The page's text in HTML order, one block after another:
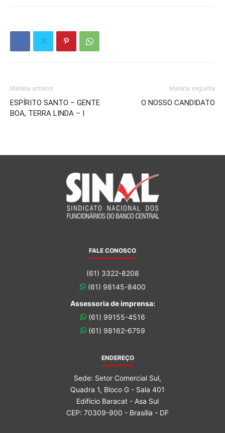
Matéria anterior
ESPÍRITO SANTO – GENTE
BOA, TERRA LINDA – I
Matéria seguinte
O NOSSO CANDIDATO
FALE CONOSCO
(61) 3322-8208
(61) 98145-8400
Assessoria de imprensa:
(61) 99155-4516
(61) 98162-6759
ENDEREÇO
Sede: Setor Comercial Sul,
Quadra 1, Bloco G - Sala 401
Edifício Baracat - Asa Sul
CEP: 70309-900 - Brasília - DF